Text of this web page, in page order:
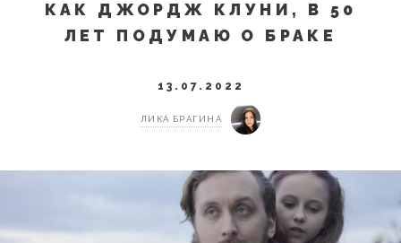
КАК ДЖОРДЖ КЛУНИ, В 50
ЛЕТ ПОДУМАЮ О БРАКЕ
13.07.2022
ЛИКА БРАГИНА